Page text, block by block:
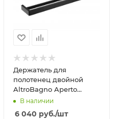
Держатель для
полотенец двойной
AltroBagno Aperto
081403 NeOp
В наличии
6 040 руб./шт